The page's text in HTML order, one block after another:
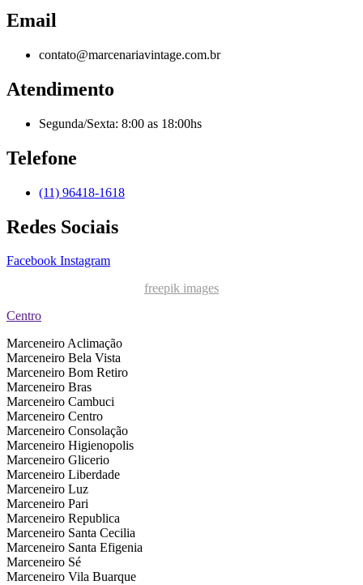
Email
contato@marcenariavintage.com.br
Atendimento
Segunda/Sexta: 8:00 as 18:00hs
Telefone
(11) 96418-1618
Redes Sociais
Facebook Instagram
freepik images
Centro
Marceneiro Aclimação
Marceneiro Bela Vista
Marceneiro Bom Retiro
Marceneiro Bras
Marceneiro Cambuci
Marceneiro Centro
Marceneiro Consolação
Marceneiro Higienopolis
Marceneiro Glicerio
Marceneiro Liberdade
Marceneiro Luz
Marceneiro Pari
Marceneiro Republica
Marceneiro Santa Cecilia
Marceneiro Santa Efigenia
Marceneiro Sé
Marceneiro Vila Buarque